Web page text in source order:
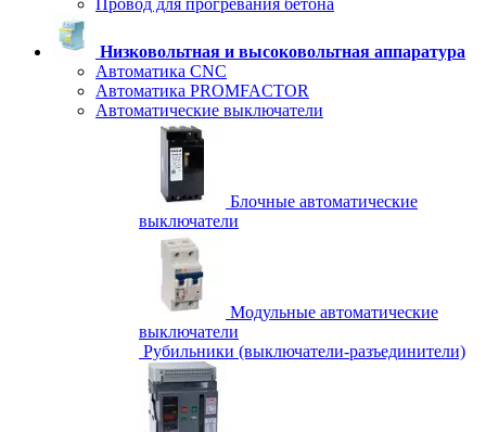
Провод для прогревания бетона
Низковольтная и высоковольтная аппаратура
Автоматика CNC
Автоматика PROMFACTOR
Автоматические выключатели
Блочные автоматические
выключатели
Модульные автоматические
выключатели
Рубильники (выключатели-разъединители)